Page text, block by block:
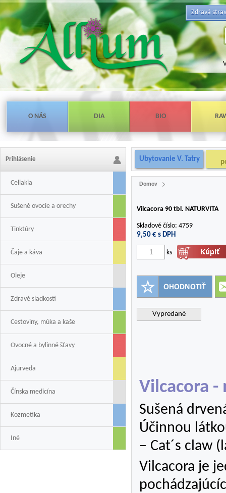
Zdravá
O NÁS DIA BIO
Prihlásenie
Celiakia
Sušené ovocie a orechy
Tinktúry
Čaje a káva
Oleje
Zdravé sladkosti
Cestoviny, múka a kaše
Ovocné a bylinné šťavy
Ajurveda
Čínska medicína
Kozmetika
Iné
Ubytovanie V. Tatry
Domov
Vilcacora 90 tbl. NATURVITA
Skladové číslo: 4759
9,50 € s DPH
ks
Vypredané
Vilcacora -
Sušená
Účinnou
– Cat´s claw
Vilcacora je